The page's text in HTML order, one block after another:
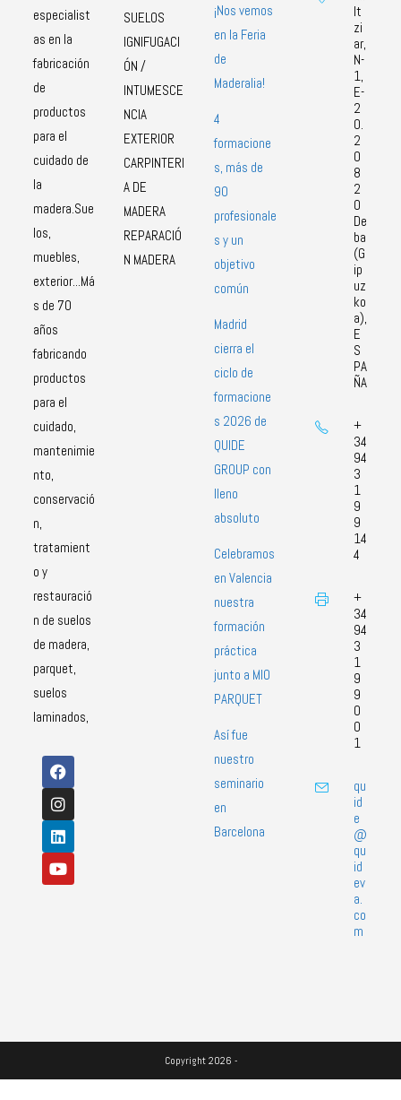
especialist
as en la
fabricación
de
productos
para el
cuidado de
la
madera.Sue
los,
muebles,
exterior...Má
s de 70
años
fabricando
productos
para el
cuidado,
mantenimie
nto,
conservació
n,
tratamient
o y
restauració
n de suelos
de madera,
parquet,
suelos
laminados,
SUELOS
IGNIFUGACI
ÓN /
INTUMESCE
NCIA
EXTERIOR
CARPINTERI
A DE
MADERA
REPARACIÓ
N MADERA
¡Nos vemos
en la Feria
de
Maderalia!
4
formacione
s, más de
90
profesionale
s y un
objetivo
común
Madrid
cierra el
ciclo de
formacione
s 2026 de
QUIDE
GROUP con
lleno
absoluto
Celebramos
en Valencia
nuestra
formación
práctica
junto a MIO
PARQUET
Así fue
nuestro
seminario
en
Barcelona
It
zi
ar,
N-
1,
E-
2
0.
2
0
8
2
0
De
ba
(G
ip
uz
ko
a),
E
S
PA
ÑA
+
34
94
3
1
9
9
14
4
+
34
94
3
1
9
9
0
0
1
qu
id
e
@
qu
id
ev
a.
co
m
Copyright 2026 -